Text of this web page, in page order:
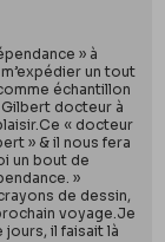
» à
un tout
échantillon
docteur à
« docteur
» & il nous fera
un bout de
»
de dessin,
voyage.Je
il faisait là